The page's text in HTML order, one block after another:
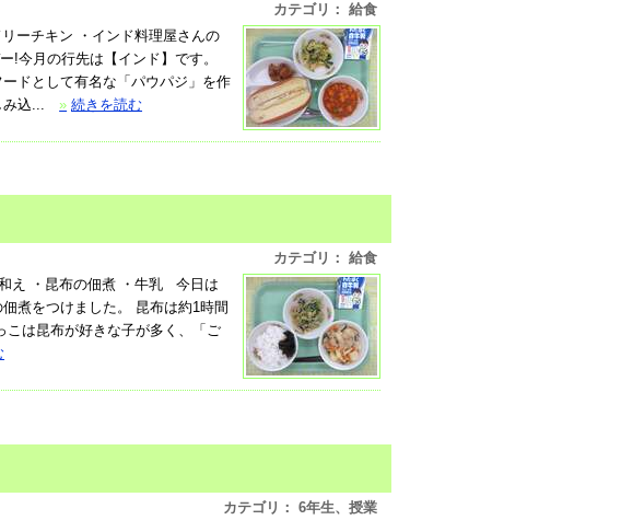
カテゴリ： 給食
ーチキン ・インド料理屋さんの
!今月の行先は【インド】です。
ドとして有名な「パウパジ」を作
み込...
» 続きを読む
カテゴリ： 給食
え ・昆布の佃煮 ・牛乳 今日は
煮をつけました。 昆布は約1時間
は昆布が好きな子が多く、「ご
カテゴリ： 6年生、授業